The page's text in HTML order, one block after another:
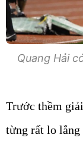
Quang Hải
Trước thềm
từng rất lo lắng